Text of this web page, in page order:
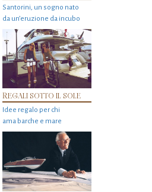
Santorini, un sogno nato
da un’eruzione da incubo
REGALI SOTTO IL SOLE
Idee regalo per chi
ama barche e mare